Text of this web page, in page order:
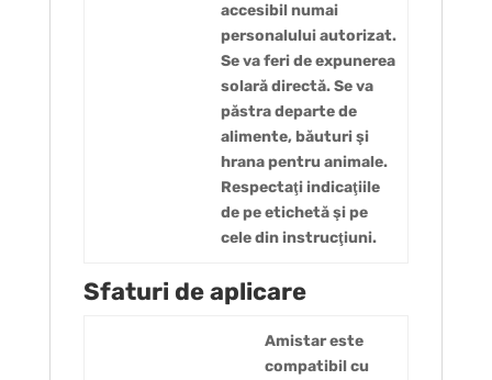
accesibil numai
personalului autorizat.
Se va feri de expunerea
solară directă. Se va
păstra departe de
alimente, băuturi şi
hrana pentru animale.
Respectaţi indicaţiile
de pe etichetă şi pe
cele din instrucţiuni.
Sfaturi de aplicare
Amistar este
compatibil cu